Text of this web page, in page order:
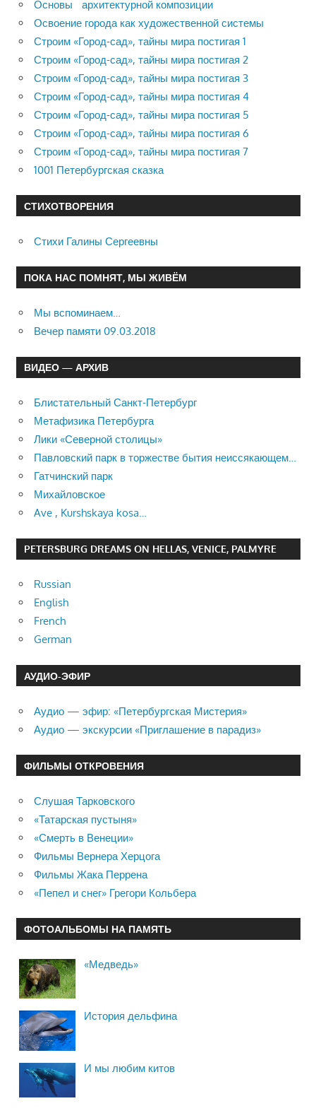
Основы архитектурной композиции
Освоение города как художественной системы
Строим «Город-сад», тайны мира постигая 1
Строим «Город-сад», тайны мира постигая 2
Строим «Город-сад», тайны мира постигая 3
Строим «Город-сад», тайны мира постигая 4
Строим «Город-сад», тайны мира постигая 5
Строим «Город-сад», тайны мира постигая 6
Строим «Город-сад», тайны мира постигая 7
1001 Петербургская сказка
СТИХОТВОРЕНИЯ
Стихи Галины Сергеевны
ПОКА НАС ПОМНЯТ, МЫ ЖИВЁМ
Мы вспоминаем…
Вечер памяти 09.03.2018
ВИДЕО — АРХИВ
Блистательный Санкт-Петербург
Метафизика Петербурга
Лики «Северной столицы»
Павловский парк в торжестве бытия неиссякающем…
Гатчинский парк
Михайловское
Ave , Kurshskaya kosa…
PETERSBURG DREAMS ON HELLAS, VENICE, PALMYRE
Russian
English
French
German
АУДИО-ЭФИР
Аудио — эфир: «Петербургская Мистерия»
Аудио — экскурсии «Приглашение в парадиз»
ФИЛЬМЫ ОТКРОВЕНИЯ
Слушая Тарковского
«Татарская пустыня»
«Смерть в Венеции»
Фильмы Вернера Херцога
Фильмы Жака Перрена
«Пепел и снег» Грегори Кольбера
ФОТОАЛЬБОМЫ НА ПАМЯТЬ
«Медведь»
История дельфина
И мы любим китов